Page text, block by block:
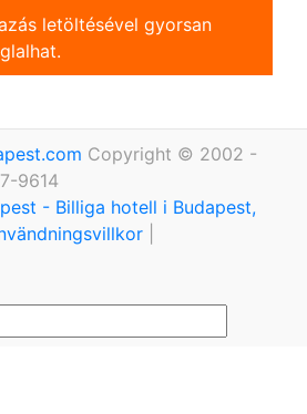
letöltésével gyorsan
Copyright © 2002 -
9614
- Billiga hotell i Budapest,